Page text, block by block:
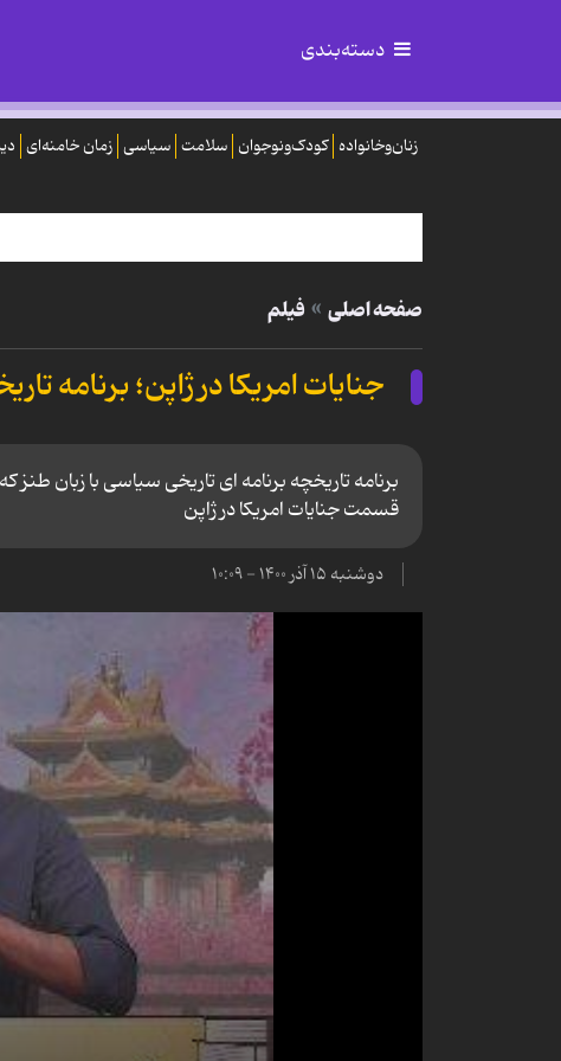
دسته‌بندی
زنان‌وخانواده کودک‌ونوجوان سلامت سیاسی زمان خامنه‌ای
صفحه اصلی فیلم
جنایات امریکا در ژاپن؛ برنامه
برنامه تاریخچه برنامه ای تاریخی سیاسی با زبان
قسمت جنایات امریکا در ژاپن
دوشنبه ۱۵ آذر ۱۴۰۰ - ۱۰:۰۹